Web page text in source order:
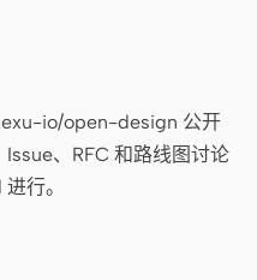
io/open-design 公开
、RFC 和路线图讨论
行。